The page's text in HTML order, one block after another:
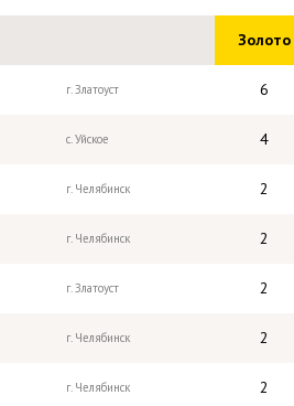
Золото
г. Златоуст 6
с. Уйское 4
г. Челябинск 2
г. Челябинск 2
г. Златоуст 2
г. Челябинск 2
г. Челябинск 2